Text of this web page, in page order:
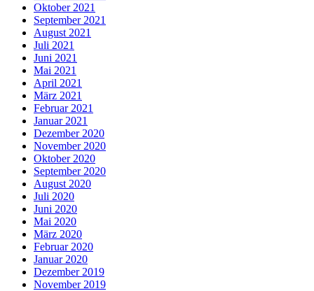
Oktober 2021
September 2021
August 2021
Juli 2021
Juni 2021
Mai 2021
April 2021
März 2021
Februar 2021
Januar 2021
Dezember 2020
November 2020
Oktober 2020
September 2020
August 2020
Juli 2020
Juni 2020
Mai 2020
März 2020
Februar 2020
Januar 2020
Dezember 2019
November 2019